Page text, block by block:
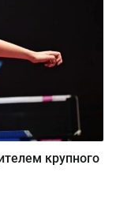
крупного